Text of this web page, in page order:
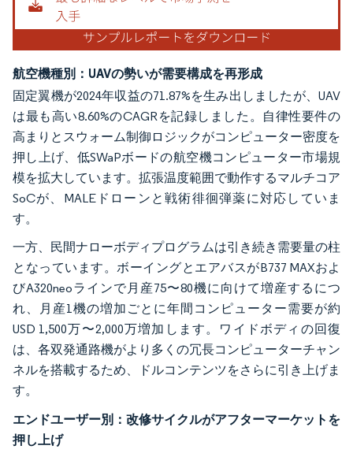
航空機種別：UAVの勢いが需要構成を再形成
固定翼機が2024年収益の71.87%を生み出しましたが、UAV
は最も高い8.60%のCAGRを記録しました。自律性要件の
高まりとスウォーム制御ロジックがコンピューター密度を
押し上げ、低SWaPボードの航空機コンピューター市場規
模を拡大しています。拡張温度範囲で動作するマルチコア
SoCが、MALEドローンと戦術徘徊弾薬に対応していま
す。
一方、民間ナローボディプログラムは引き続き需要量の柱
となっています。ボーイングとエアバスがB737 MAXおよ
びA320neoラインで月産75〜80機に向けて増産するにつ
れ、月産1機の増加ごとに年間コンピューター需要が約
USD 1,500万〜2,000万増加します。ワイドボディの回復
は、各双発通路機がより多くの冗長コンピューターチャン
ネルを搭載するため、ドルコンテンツをさらに引き上げま
す。
エンドユーザー別：改修サイクルがアフターマーケットを
押し上げ